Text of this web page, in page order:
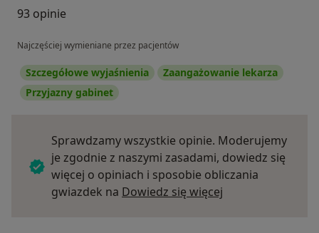
93 opinie
Najczęściej wymieniane przez pacjentów
Szczegółowe wyjaśnienia
Zaangażowanie lekarza
Przyjazny gabinet
Sprawdzamy wszystkie opinie. Moderujemy
je zgodnie z naszymi zasadami, dowiedz się
więcej o opiniach i sposobie obliczania
gwiazdek na Dowiedz się więcej